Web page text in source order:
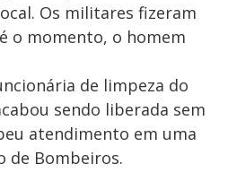
Os militares fizeram
o momento, o homem
de limpeza do
sendo liberada sem
atendimento em uma
de Bombeiros.